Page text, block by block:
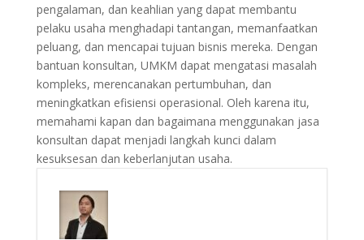
pengalaman, dan keahlian yang dapat membantu
pelaku usaha menghadapi tantangan, memanfaatkan
peluang, dan mencapai tujuan bisnis mereka. Dengan
bantuan konsultan, UMKM dapat mengatasi masalah
kompleks, merencanakan pertumbuhan, dan
meningkatkan efisiensi operasional. Oleh karena itu,
memahami kapan dan bagaimana menggunakan jasa
konsultan dapat menjadi langkah kunci dalam
kesuksesan dan keberlanjutan usaha.